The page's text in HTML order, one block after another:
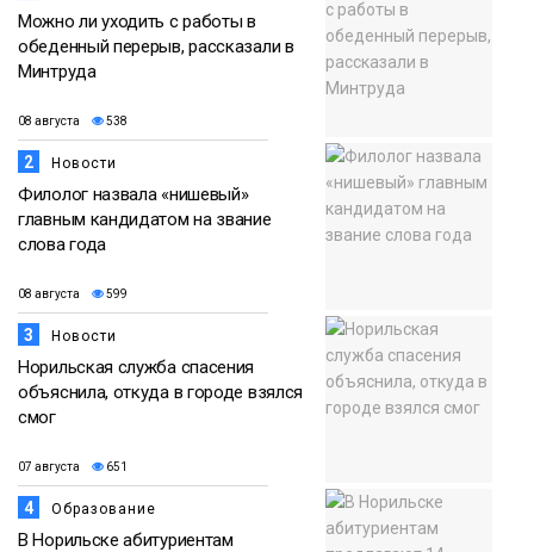
Можно ли уходить с работы в
обеденный перерыв, рассказали в
Минтруда
08 августа 538
2 Новости
Филолог назвала «нишевый»
главным кандидатом на звание
слова года
08 августа 599
3 Новости
Норильская служба спасения
объяснила, откуда в городе взялся
смог
07 августа 651
4 Образование
В Норильске абитуриентам